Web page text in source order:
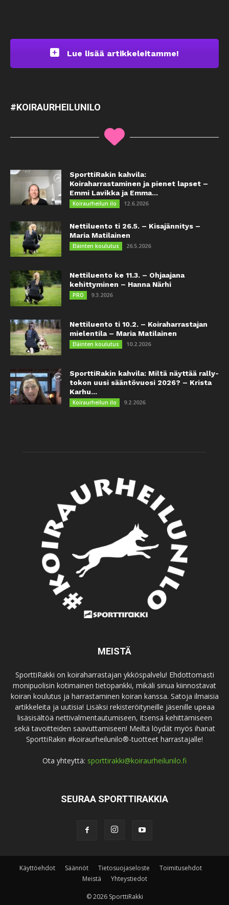
Lue lisää artikkeleitamme!
#KOIRAURHEILUNILO
SporttiRakin kahvila:
Koiraharrastaminen ja pienet lapset –
Emmi Lavikka ja Emma...
Koiraurheilun ilo 12.6.2026
Nettiluento ti 26.5. – Kisajännitys –
Maria Matilainen
Eläinten koulutus 26.5.2026
Nettiluento ke 11.3. – Ohjaajana
kehittyminen – Hanna Närhi
PRO 9.3.2026
Nettiluento ti 10.2. – Koiraharrastajan
mielentila – Maria Matilainen
Eläinten koulutus 10.2.2026
SporttiRakin kahvila: Miltä näyttää rally-
tokon uusi sääntövuosi 2026? – Krista
Karhu...
Koiraurheilun ilo 9.2.2026
MEISTÄ
SporttiRakki on koiraharrastajan ykköspalvelu! Ehdottomasti
monipuolisin kotimainen tietopankki, mikäli sinua kiinnostavat
koiran koulutus ja harrastaminen koiran kanssa. Satoja ilmaisia
artikkeleita ja uutisia! Lisäksi rekisteröityneille jäsenille upeaa
lisäsisältöä nettivalmentautumiseen, itsensä kehittämiseen
sekä tavoitteiden saavuttamiseen! Meiltä löydät myös ihanat
SporttiRakin #koiraurheilunilo®-tuotteet harrastajalle!
Ota yhteyttä: sporttirakki@koiraurheilunilo.fi
SEURAA SPORTTIRAKKIA
Käyttöehdot Säännöt Tietosuojaseloste
Toimitusehdot
Meistä
Yhteystiedot
© 2026 SporttiRakki